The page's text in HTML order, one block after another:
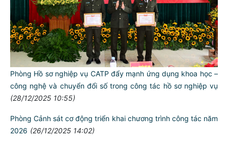
Phòng Hồ sơ nghiệp vụ CATP đẩy mạnh ứng dụng khoa học –
công nghệ và chuyển đổi số trong công tác hồ sơ nghiệp vụ
(28/12/2025 10:55)
Phòng Cảnh sát cơ động triển khai chương trình công tác năm
2026 (26/12/2025 14:02)